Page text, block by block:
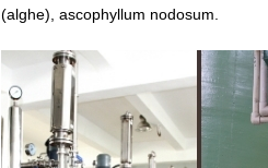
(alghe), ascophyllum nodosum.